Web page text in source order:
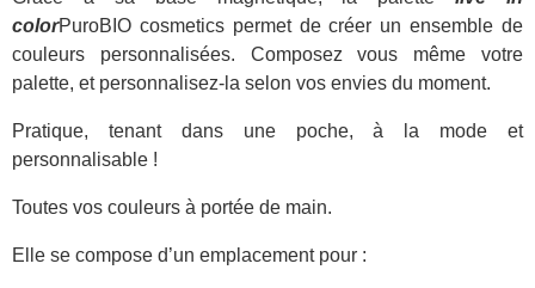
colorPuroBIO cosmetics permet de créer un ensemble de
couleurs personnalisées. Composez vous même votre
palette, et personnalisez-la selon vos envies du moment.
Pratique, tenant dans une poche, à la mode et
personnalisable !
Toutes vos couleurs à portée de main.
Elle se compose d’un emplacement pour :